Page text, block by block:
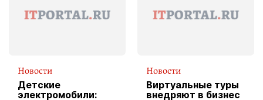
Новости
Детские
электромобили:
Новости
Виртуальные туры
внедряют в бизнес